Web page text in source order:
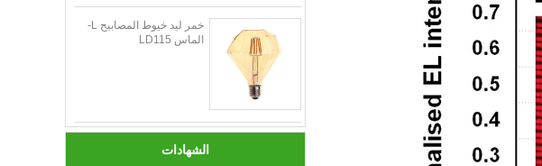
خمر ليد خيوط المصابيح L-
الماس LD115
الشهادات